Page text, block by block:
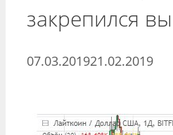
закрепился
07.03.201921.02.2019